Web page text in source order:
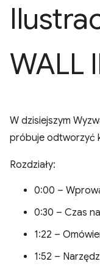
WALL
W dzisiejszym
próbuje odtworzyć
Rozdziały:
0:00 –
0:30 – Czas
1:22 –
1:52 –